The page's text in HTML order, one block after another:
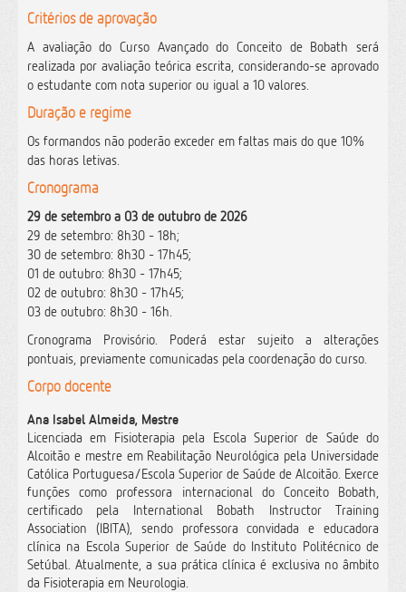
Critérios de aprovação
A avaliação do Curso Avançado do Conceito de Bobath será
realizada por avaliação teórica escrita, considerando-se aprovado
o estudante com nota superior ou igual a 10 valores.
Duração e regime
Os formandos não poderão exceder em faltas mais do que 10%
das horas letivas.
Cronograma
29 de setembro a 03 de outubro de 2026
29 de setembro: 8h30 - 18h;
30 de setembro: 8h30 - 17h45;
01 de outubro: 8h30 - 17h45;
02 de outubro: 8h30 - 17h45;
03 de outubro: 8h30 - 16h.
Cronograma Provisório. Poderá estar sujeito a alterações
pontuais, previamente comunicadas pela coordenação do curso.
Corpo docente
Ana Isabel Almeida, Mestre
Licenciada em Fisioterapia pela Escola Superior de Saúde do
Alcoitão e mestre em Reabilitação Neurológica pela Universidade
Católica Portuguesa/Escola Superior de Saúde de Alcoitão. Exerce
funções como professora internacional do Conceito Bobath,
certificado pela International Bobath Instructor Training
Association (IBITA), sendo professora convidada e educadora
clínica na Escola Superior de Saúde do Instituto Politécnico de
Setúbal. Atualmente, a sua prática clínica é exclusiva no âmbito
da Fisioterapia em Neurologia.